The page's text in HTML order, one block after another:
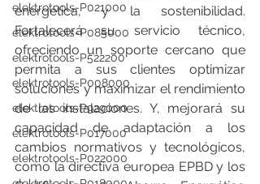
elektrotools-P021000
elektrotools-P085000
elektrotools-P522200
elektrotools-P008000
elektrotools-P929000
elektrotools-P017000
elektrotools-P022000
energética, y la sostenibilidad.
Fortalecerá su servicio técnico,
ofreciendo un soporte cercano que
permita a sus clientes optimizar
soluciones y maximizar el rendimiento
de las instalaciones. Y, mejorará su
capacidad de adaptación a los
cambios normativos y tecnológicos,
como la directiva europea EPBD y los